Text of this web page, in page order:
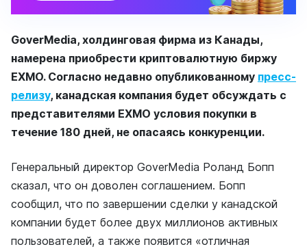
GoverMedia, холдинговая фирма из Канады,
намерена приобрести криптовалютную биржу
EXMO. Согласно недавно опубликованному пресс-
релизу, канадская компания будет обсуждать с
представителями EXMO условия покупки в
течение 180 дней, не опасаясь конкуренции.
Генеральный директор GoverMedia Роланд Бопп
сказал, что он доволен соглашением. Бопп
сообщил, что по завершении сделки у канадской
компании будет более двух миллионов активных
пользователей, а также появится ​​«отличная